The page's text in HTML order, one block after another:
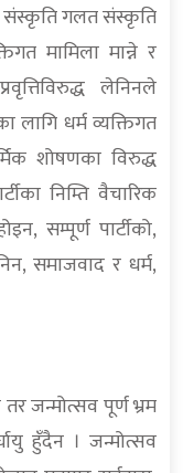
संस्कृति गलत संस्कृति
मामिला मान्ने र
लेनिनले
लागि धर्म व्यक्तिगत
शोषणका विरुद्ध
निम्ति वैचारिक
सम्पूर्ण पार्टीको,
समाजवाद र धर्म,
जन्मोत्सव पूर्ण भ्रम
हुँदैन । जन्मोत्सव